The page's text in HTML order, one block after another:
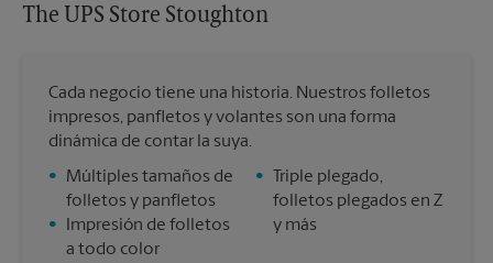
The UPS Store Stoughton
Cada negocio tiene una historia. Nuestros folletos
impresos, panfletos y volantes son una forma
dinámica de contar la suya.
•
Múltiples tamaños de
folletos y panfletos
•
Impresión de folletos
a todo color
•
Triple plegado,
folletos plegados en Z
y más